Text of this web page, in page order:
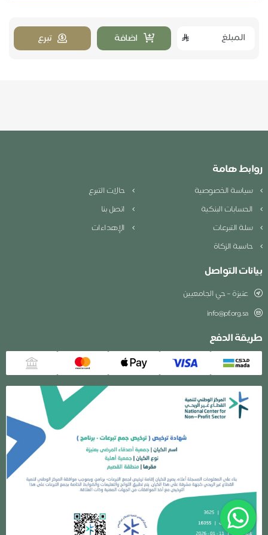
اضافة تبرع
روابط هامة
سياسة الخصوصية
حالات التبرع
الحسابات البنكية
اتصل بنا
سلة التبرعات
الإهداءات
حاسبة الزكاة
بيانات التواصل
عنيزة – حي الجامعيين
info@pf.org.sa
طريقة الدفع